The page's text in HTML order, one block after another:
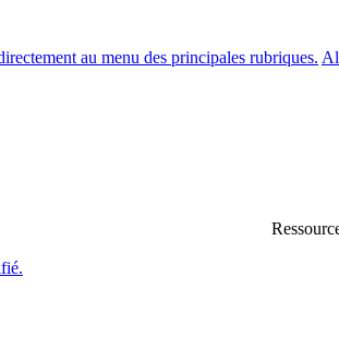
au menu des principales rubriques.